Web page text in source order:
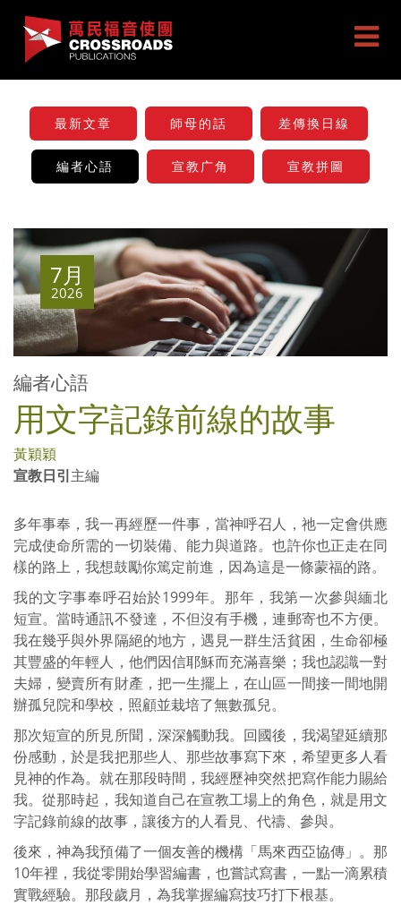
最新文章 師母的話 差傳換日線
編者心語 宣教广角 宣教拼圖
編者心語
用文字記錄前線的故事
7月
2026
黃穎穎
宣教日引主編
多年事奉，我一再經歷一件事，當神呼召人，祂一定會供應
完成使命所需的一切裝備、能力與道路。也許你也正走在同
樣的路上，我想鼓勵你篤定前進，因為這是一條蒙福的路。
我的文字事奉呼召始於1999年。那年，我第一次參與緬北
短宣。當時通訊不發達，不但沒有手機，連郵寄也不方便。
我在幾乎與外界隔絕的地方，遇見一群生活貧困，生命卻極
其豐盛的年輕人，他們因信耶穌而充滿喜樂；我也認識一對
夫婦，變賣所有財產，把一生擺上，在山區一間接一間地開
辦孤兒院和學校，照顧並栽培了無數孤兒。
那次短宣的所見所聞，深深觸動我。回國後，我渴望延續那
份感動，於是我把那些人、那些故事寫下來，希望更多人看
見神的作為。就在那段時間，我經歷神突然把寫作能力賜給
我。從那時起，我知道自己在宣教工場上的角色，就是用文
字記錄前線的故事，讓後方的人看見、代禱、參與。
後來，神為我預備了一個友善的機構「馬來西亞協傳」。那
10年裡，我從零開始學習編書，也嘗試寫書，一點一滴累積
實戰經驗。那段歲月，為我掌握編寫技巧打下根基。